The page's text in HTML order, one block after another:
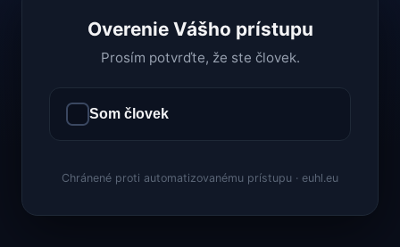
Overenie Vášho prístupu
Prosím potvrďte, že ste človek.
Som človek
Chránené proti automatizovanému prístupu · euhl.eu